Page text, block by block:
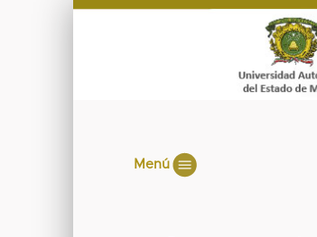
Menú